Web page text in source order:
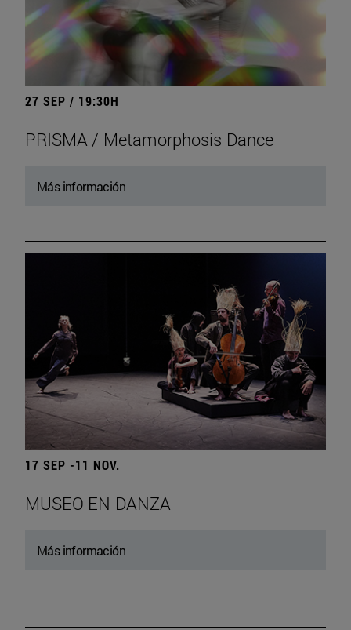
27 SEP / 19:30H
PRISMA / Metamorphosis Dance
Más información
17 SEP -11 NOV.
MUSEO EN DANZA
Más información